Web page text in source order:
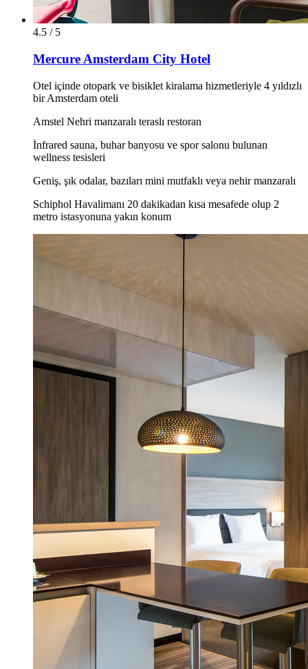
4.5 / 5
Mercure Amsterdam City Hotel
Otel içinde otopark ve bisiklet kiralama hizmetleriyle 4 yıldızlı
bir Amsterdam oteli
Amstel Nehri manzaralı teraslı restoran
İnfrared sauna, buhar banyosu ve spor salonu bulunan
wellness tesisleri
Geniş, şık odalar, bazıları mini mutfaklı veya nehir manzaralı
Schiphol Havalimanı 20 dakikadan kısa mesafede olup 2
metro istasyonuna yakın konum